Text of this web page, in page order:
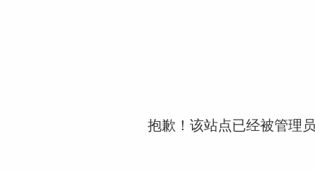
抱歉！该站点已经被管理